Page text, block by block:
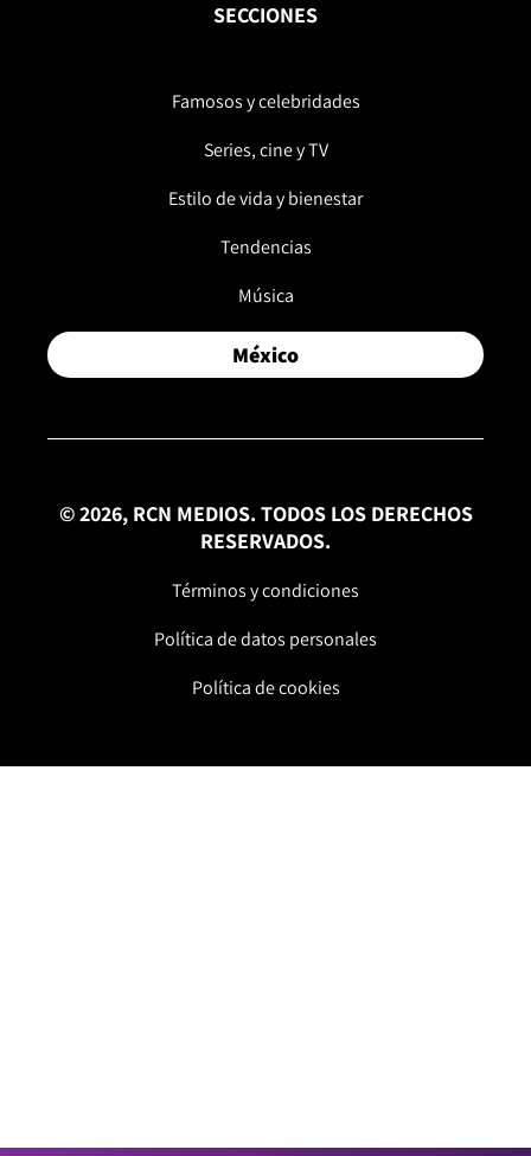
SECCIONES
Famosos y celebridades
Series, cine y TV
Estilo de vida y bienestar
Tendencias
Música
México
© 2026, RCN MEDIOS. TODOS LOS DERECHOS
RESERVADOS.
Términos y condiciones
Política de datos personales
Política de cookies